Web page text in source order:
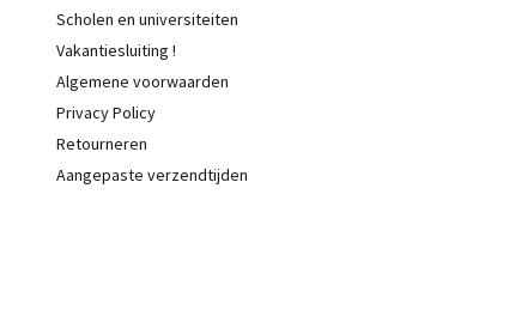
Scholen en universiteiten
Vakantiesluiting !
Algemene voorwaarden
Privacy Policy
Retourneren
Aangepaste verzendtijden